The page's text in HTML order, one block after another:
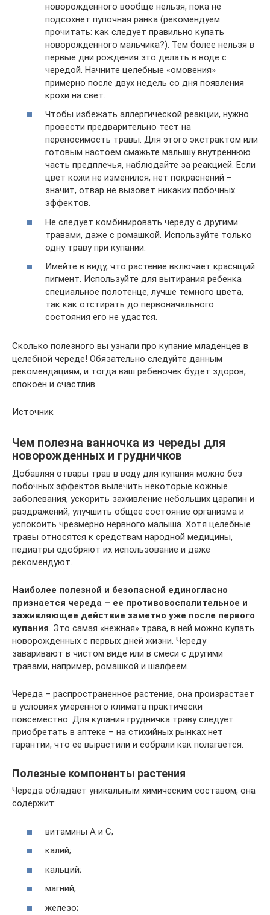
новорожденного вообще нельзя, пока не
подсохнет пупочная ранка (рекомендуем
прочитать: как следует правильно купать
новорожденного мальчика?). Тем более нельзя в
первые дни рождения это делать в воде с
чередой. Начните целебные «омовения»
примерно после двух недель со дня появления
крохи на свет.
Чтобы избежать аллергической реакции, нужно
провести предварительно тест на
переносимость травы. Для этого экстрактом или
готовым настоем смажьте малышу внутреннюю
часть предплечья, наблюдайте за реакцией. Если
цвет кожи не изменился, нет покраснений –
значит, отвар не вызовет никаких побочных
эффектов.
Не следует комбинировать череду с другими
травами, даже с ромашкой. Используйте только
одну траву при купании.
Имейте в виду, что растение включает красящий
пигмент. Используйте для вытирания ребенка
специальное полотенце, лучше темного цвета,
так как отстирать до первоначального
состояния его не удастся.
Сколько полезного вы узнали про купание младенцев в
целебной череде! Обязательно следуйте данным
рекомендациям, и тогда ваш ребеночек будет здоров,
спокоен и счастлив.
Источник
Чем полезна ванночка из череды для
новорожденных и грудничков
Добавляя отвары трав в воду для купания можно без
побочных эффектов вылечить некоторые кожные
заболевания, ускорить заживление небольших царапин и
раздражений, улучшить общее состояние организма и
успокоить чрезмерно нервного малыша. Хотя целебные
травы относятся к средствам народной медицины,
педиатры одобряют их использование и даже
рекомендуют.
Наиболее полезной и безопасной единогласно
признается череда – ее противовоспалительное и
заживляющее действие заметно уже после первого
купания. Это самая «нежная» трава, в ней можно купать
новорожденных с первых дней жизни. Череду
заваривают в чистом виде или в смеси с другими
травами, например, ромашкой и шалфеем.
Череда – распространенное растение, она произрастает
в условиях умеренного климата практически
повсеместно. Для купания грудничка траву следует
приобретать в аптеке – на стихийных рынках нет
гарантии, что ее вырастили и собрали как полагается.
Полезные компоненты растения
Череда обладает уникальным химическим составом, она
содержит:
витамины А и С;
калий;
кальций;
магний;
железо;